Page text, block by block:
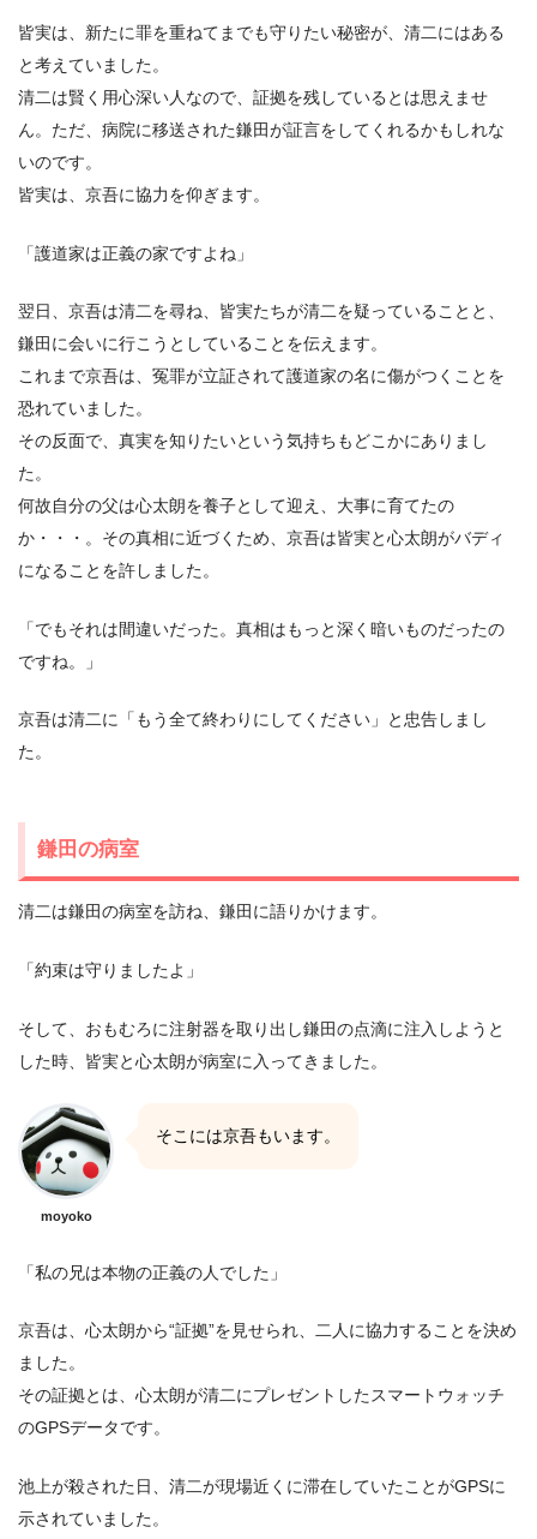
皆実は、新たに罪を重ねてまでも守りたい秘密が、清二にはある
と考えていました。
清二は賢く用心深い人なので、証拠を残しているとは思えませ
ん。ただ、病院に移送された鎌田が証言をしてくれるかもしれな
いのです。
皆実は、京吾に協力を仰ぎます。
「護道家は正義の家ですよね」
翌日、京吾は清二を尋ね、皆実たちが清二を疑っていることと、
鎌田に会いに行こうとしていることを伝えます。
これまで京吾は、冤罪が立証されて護道家の名に傷がつくことを
恐れていました。
その反面で、真実を知りたいという気持ちもどこかにありまし
た。
何故自分の父は心太朗を養子として迎え、大事に育てたの
か・・・。その真相に近づくため、京吾は皆実と心太朗がバディ
になることを許しました。
「でもそれは間違いだった。真相はもっと深く暗いものだったの
ですね。」
京吾は清二に「もう全て終わりにしてください」と忠告しまし
た。
鎌田の病室
清二は鎌田の病室を訪ね、鎌田に語りかけます。
「約束は守りましたよ」
そして、おもむろに注射器を取り出し鎌田の点滴に注入しようと
した時、皆実と心太朗が病室に入ってきました。
moyoko
そこには京吾もいます。
「私の兄は本物の正義の人でした」
京吾は、心太朗から“証拠”を見せられ、二人に協力することを決め
ました。
その証拠とは、心太朗が清二にプレゼントしたスマートウォッチ
のGPSデータです。
池上が殺された日、清二が現場近くに滞在していたことがGPSに
示されていました。